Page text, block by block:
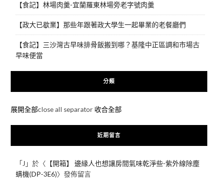
【食記】林場肉羹-宜蘭羅東林場旁老字號肉羹
【政大已歇業】那些年跟著政大學生一起畢業的老餐廳們
【食記】三沙灣古早味排骨飯搬到哪？基隆中正區調和市場古
早味便當
分類
展開全部close all separator 收合全部
近期留言
「J 」於〈 【開箱】 邊緣人也想讓房間氣味乾淨些-紫外線除塵
螨機(DP-3E6)〉發佈留言